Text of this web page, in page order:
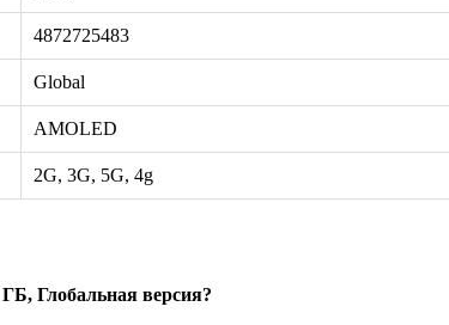
4872725483
Global
AMOLED
2G, 3G, 5G, 4g
Глобальная версия?